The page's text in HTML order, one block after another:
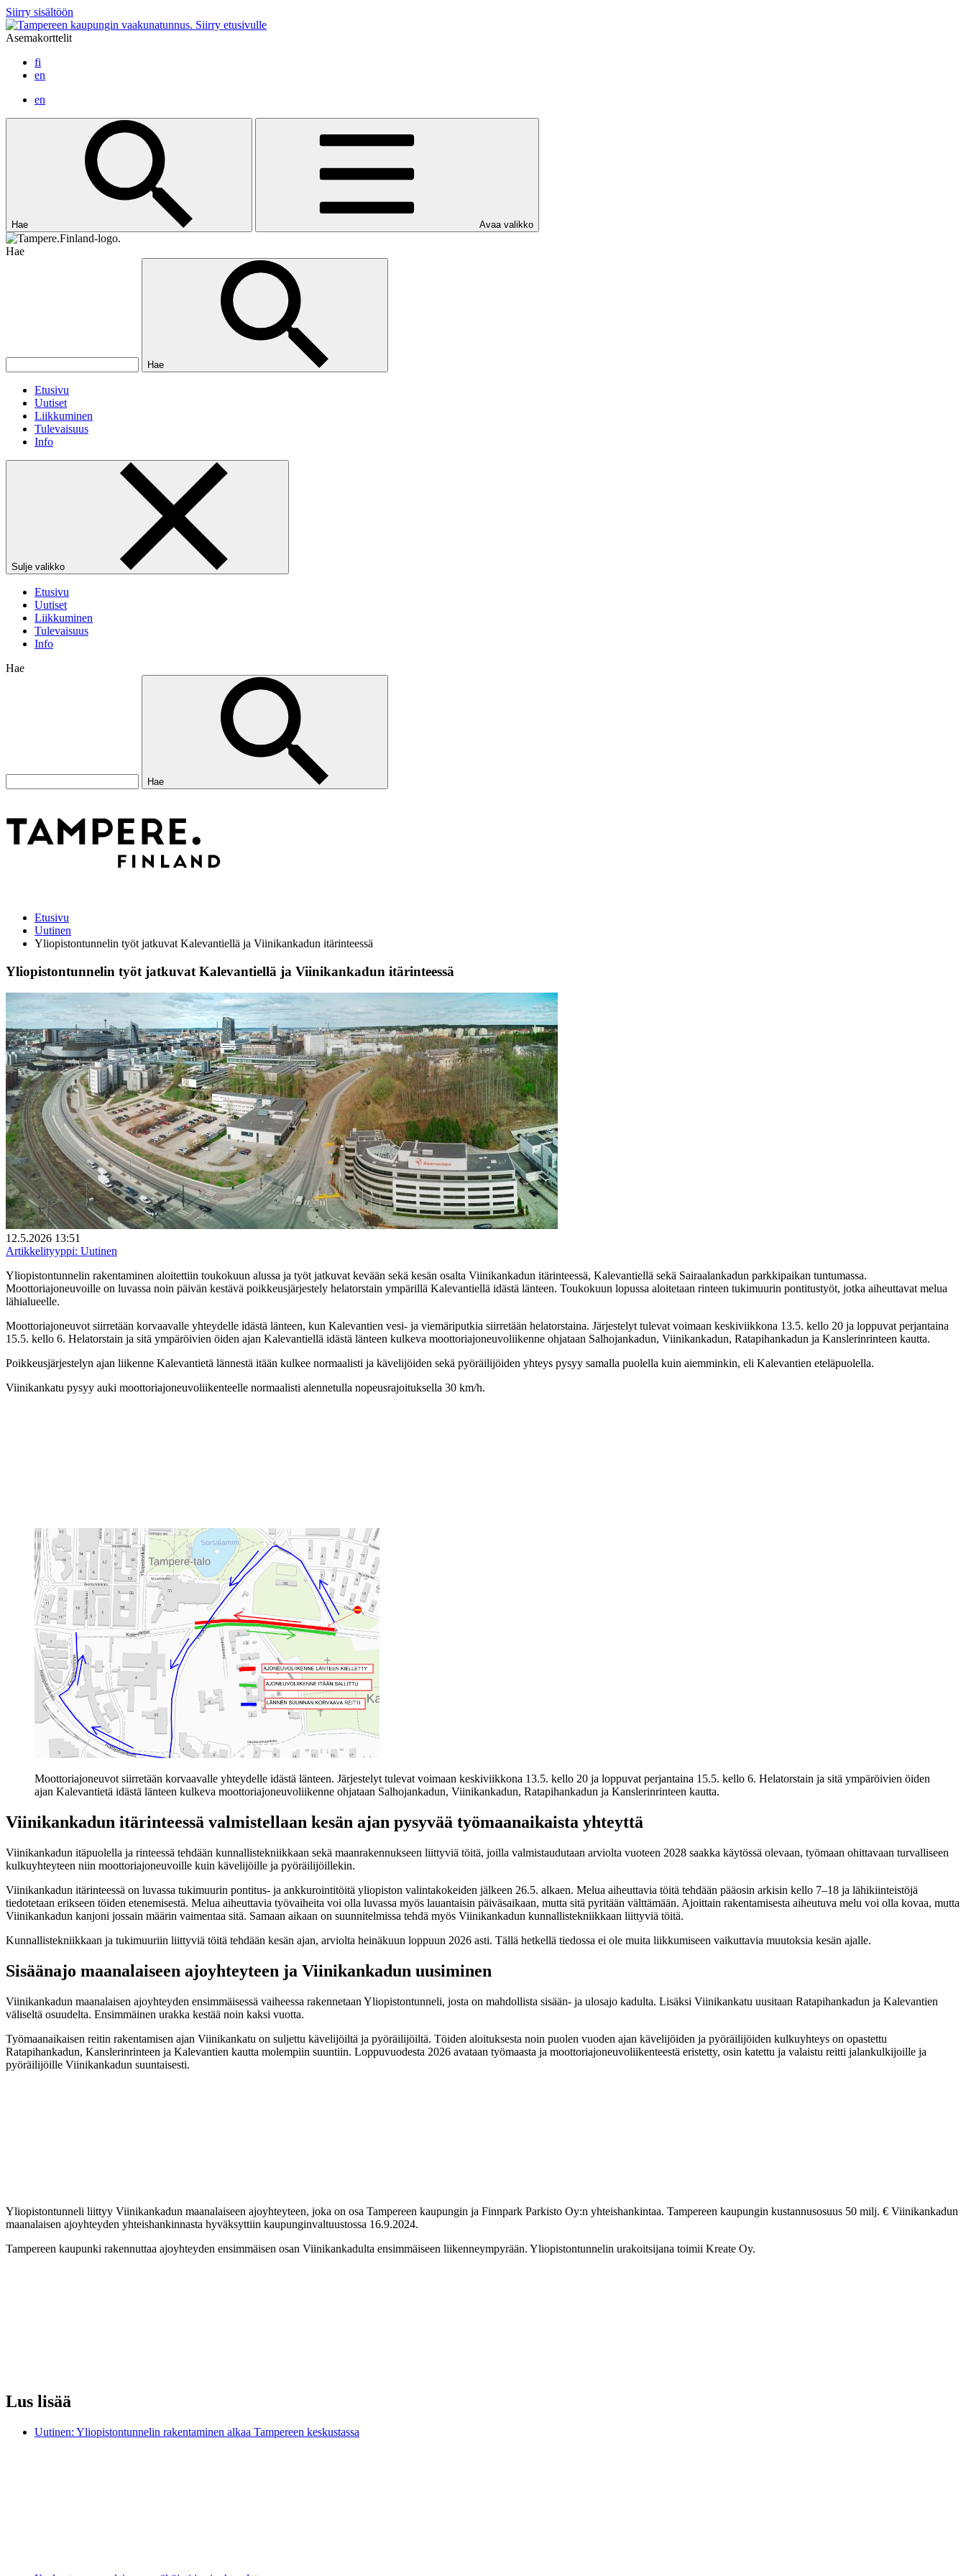
Siirry sisältöön
Siirry etusivulle
Asemakorttelit
fi
en
en
Hae Avaa valikko
Hae
Hae
Etusivu
Uutiset
Liikkuminen
Tulevaisuus
Info
Sulje valikko
Etusivu
Uutiset
Liikkuminen
Tulevaisuus
Info
Hae
Hae
Etusivu
Uutinen
Yliopistontunnelin työt jatkuvat Kalevantiellä ja Viinikankadun itärinteessä
Yliopistontunnelin työt jatkuvat Kalevantiellä ja Viinikankadun itärinteessä
12.5.2026 13:51
Artikkelityyppi: Uutinen
Yliopistontunnelin rakentaminen aloitettiin toukokuun alussa ja työt jatkuvat kevään sekä kesän osalta Viinikankadun itärinteessä, Kalevantiellä sekä Sairaalankadun parkkipaikan tuntumassa.
Moottoriajoneuvoille on luvassa noin päivän kestävä poikkeusjärjestely helatorstain ympärillä Kalevantiellä idästä länteen. Toukokuun lopussa aloitetaan rinteen tukimuurin pontitustyöt, jotka aiheuttavat melua
lähialueelle.
Moottoriajoneuvot siirretään korvaavalle yhteydelle idästä länteen, kun Kalevantien vesi- ja viemäriputkia siirretään helatorstaina. Järjestelyt tulevat voimaan keskiviikkona 13.5. kello 20 ja loppuvat perjantaina
15.5. kello 6. Helatorstain ja sitä ympäröivien öiden ajan Kalevantiellä idästä länteen kulkeva moottoriajoneuvoliikenne ohjataan Salhojankadun, Viinikankadun, Ratapihankadun ja Kanslerinrinteen kautta.
Poikkeusjärjestelyn ajan liikenne Kalevantietä lännestä itään kulkee normaalisti ja kävelijöiden sekä pyöräilijöiden yhteys pysyy samalla puolella kuin aiemminkin, eli Kalevantien eteläpuolella.
Viinikankatu pysyy auki moottoriajoneuvoliikenteelle normaalisti alennetulla nopeusrajoituksella 30 km/h.
Moottoriajoneuvot siirretään korvaavalle yhteydelle idästä länteen. Järjestelyt tulevat voimaan keskiviikkona 13.5. kello 20 ja loppuvat perjantaina 15.5. kello 6. Helatorstain ja sitä ympäröivien öiden
ajan Kalevantietä idästä länteen kulkeva moottoriajoneuvoliikenne ohjataan Salhojankadun, Viinikankadun, Ratapihankadun ja Kanslerinrinteen kautta.
Viinikankadun itärinteessä valmistellaan kesän ajan pysyvää työmaanaikaista yhteyttä
Viinikankadun itäpuolella ja rinteessä tehdään kunnallistekniikkaan sekä maanrakennukseen liittyviä töitä, joilla valmistaudutaan arviolta vuoteen 2028 saakka käytössä olevaan, työmaan ohittavaan turvalliseen
kulkuyhteyteen niin moottoriajoneuvoille kuin kävelijöille ja pyöräilijöillekin.
Viinikankadun itärinteessä on luvassa tukimuurin pontitus- ja ankkurointitöitä yliopiston valintakokeiden jälkeen 26.5. alkaen. Melua aiheuttavia töitä tehdään pääosin arkisin kello 7–18 ja lähikiinteistöjä
tiedotetaan erikseen töiden etenemisestä. Melua aiheuttavia työvaiheita voi olla luvassa myös lauantaisin päiväsaikaan, mutta sitä pyritään välttämään. Ajoittain rakentamisesta aiheutuva melu voi olla kovaa, mutta
Viinikankadun kanjoni jossain määrin vaimentaa sitä. Samaan aikaan on suunnitelmissa tehdä myös Viinikankadun kunnallistekniikkaan liittyviä töitä.
Kunnallistekniikkaan ja tukimuuriin liittyviä töitä tehdään kesän ajan, arviolta heinäkuun loppuun 2026 asti. Tällä hetkellä tiedossa ei ole muita liikkumiseen vaikuttavia muutoksia kesän ajalle.
Sisäänajo maanalaiseen ajoyhteyteen ja Viinikankadun uusiminen
Viinikankadun maanalaisen ajoyhteyden ensimmäisessä vaiheessa rakennetaan Yliopistontunneli, josta on mahdollista sisään- ja ulosajo kadulta. Lisäksi Viinikankatu uusitaan Ratapihankadun ja Kalevantien
väliseltä osuudelta. Ensimmäinen urakka kestää noin kaksi vuotta.
Työmaanaikaisen reitin rakentamisen ajan Viinikankatu on suljettu kävelijöiltä ja pyöräilijöiltä. Töiden aloituksesta noin puolen vuoden ajan kävelijöiden ja pyöräilijöiden kulkuyhteys on opastettu
Ratapihankadun, Kanslerinrinteen ja Kalevantien kautta molempiin suuntiin. Loppuvuodesta 2026 avataan työmaasta ja moottoriajoneuvoliikenteestä eristetty, osin katettu ja valaistu reitti jalankulkijoille ja
pyöräilijöille Viinikankadun suuntaisesti.
Yliopistontunneli liittyy Viinikankadun maanalaiseen ajoyhteyteen, joka on osa Tampereen kaupungin ja Finnpark Parkisto Oy:n yhteishankintaa. Tampereen kaupungin kustannusosuus 50 milj. € Viinikankadun
maanalaisen ajoyhteyden yhteishankinnasta hyväksyttiin kaupunginvaltuustossa 16.9.2024.
Tampereen kaupunki rakennuttaa ajoyhteyden ensimmäisen osan Viinikankadulta ensimmäiseen liikenneympyrään. Yliopistontunnelin urakoitsijana toimii Kreate Oy.
Lus lisää
Uutinen: Yliopistontunnelin rakentaminen alkaa Tampereen keskustassa